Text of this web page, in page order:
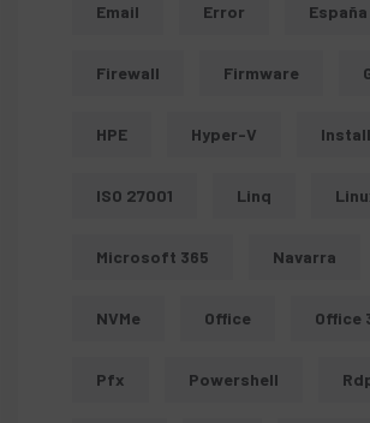
Email Error España
Firewall Firmware
HPE Hyper-V Install
ISO 27001 Linq
Microsoft 365 Navarra
NVMe Office Office
Pfx Powershell